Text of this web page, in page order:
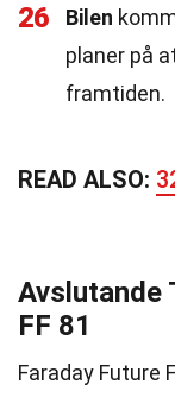
26 Bilen
planer på
framtiden.
READ ALSO:
Avslutande
FF 81
Faraday Future